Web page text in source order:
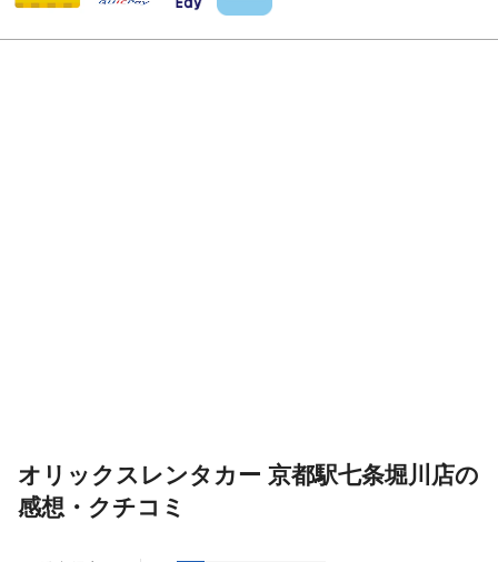
オリックスレンタカー 京都駅七条堀川店の
感想・クチコミ